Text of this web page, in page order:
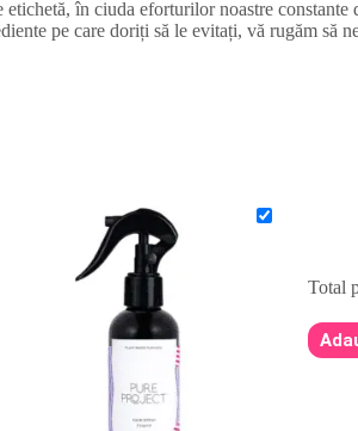
în ciuda eforturilor noastre
pe care doriți să le evitați, vă rugăm
Total